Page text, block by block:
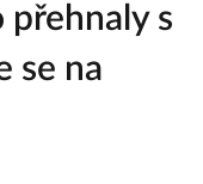
přehnaly s
se na